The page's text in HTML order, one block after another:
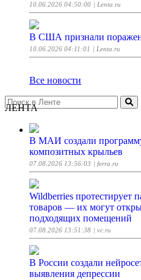
10.06.2026 04:50:00 | Lenta.ru
В США признали
10.06.2026 04:11:01 | Lenta.ru
Все новости
ЛЕНТА
В МАИ создали программу
композитных крыльев
07.08.2026 13:56:03 | ferra.ru
Wildberries протестирует
товаров — их могут
подходящих помещений
07.08.2026 13:51:38 | vc.ru
В России создали
выявления депрессии